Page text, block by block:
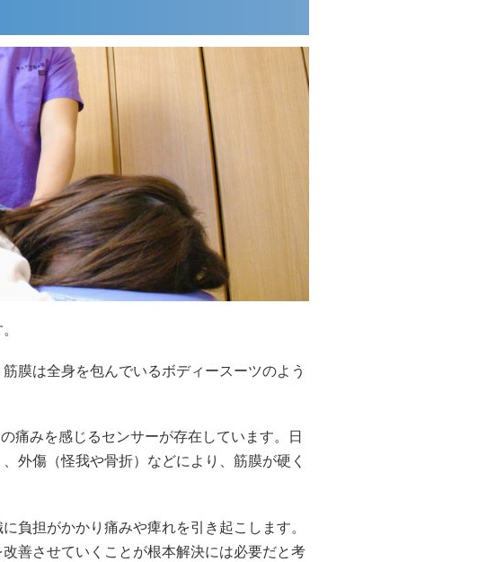
膜は全身を包んでいるボディースーツのよう
痛みを感じるセンサーが存在しています。日
外傷（怪我や骨折）などにより、筋膜が硬く
負担がかかり痛みや痺れを引き起こします。
善させていくことが根本解決には必要だと考